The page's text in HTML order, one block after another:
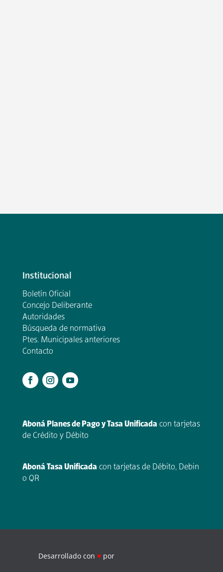
Institucional
Boletín Oficial
Concejo Deliberante
Autoridades
Búsqueda de normativa
Ptes. Municipales anteriores
Contacto
Aboná Planes de Pago y Tasa Unificada con tarjetas
de Crédito y Débito
Aboná Tasa Unificada con tarjetas de Débito, Debin
o QR
Desarrollado con ♥ por